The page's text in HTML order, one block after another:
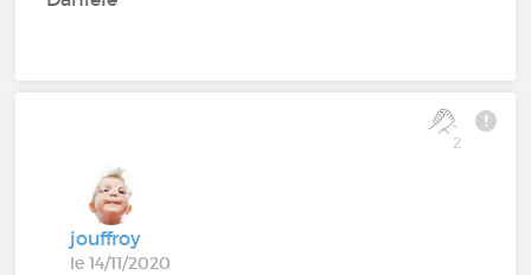
2
jouffroy
le 14/11/2020